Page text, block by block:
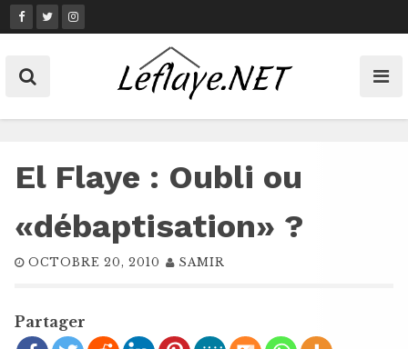
Skip
to
El Flaye : Oubli ou
«débaptisation» ?
OCTOBRE 20, 2010 SAMIR
Partager